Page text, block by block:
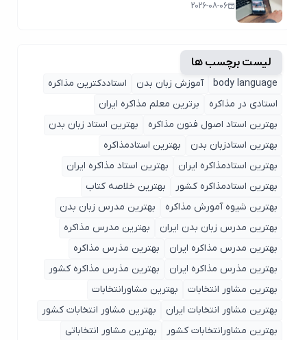
2026-08-06
لیست برچسب ها
body language آموزش زبان بدن
استاددکترین مذاکره
استادی در مذاکره
برترین معلم مذاکره ایران
بهترین استاد اصول ‌فنون مذاکره
بهترین استاد زبان بدن
بهترین استادزبان بدن
بهترین استادمذاکره
بهترین استادمذاکره ایران
بهترین استاد مذاکره ایران
بهترین استادمذاکره کشور
بهترین خلاصه کتاب
بهترین شیوه آمورش مذاکره
بهترین مدرس زبان بدن
بهترین مدرس زبان بدن ایران
بهترین مدرس مذاکره
بهترین مدرس مذاکره ایران
بهترین مذرس مذاکره
بهترین مذرس مذاکره ایران
بهترین مذرس مذاکره کشور
بهترین مشاور انتخابات
بهترین مشاورانتخابات
بهترین مشاور انتخابات ایران
بهترین مشاور انتخابات کشور
بهترین مشاورانتخابات کشور
بهترین مشاور انتخاباتی